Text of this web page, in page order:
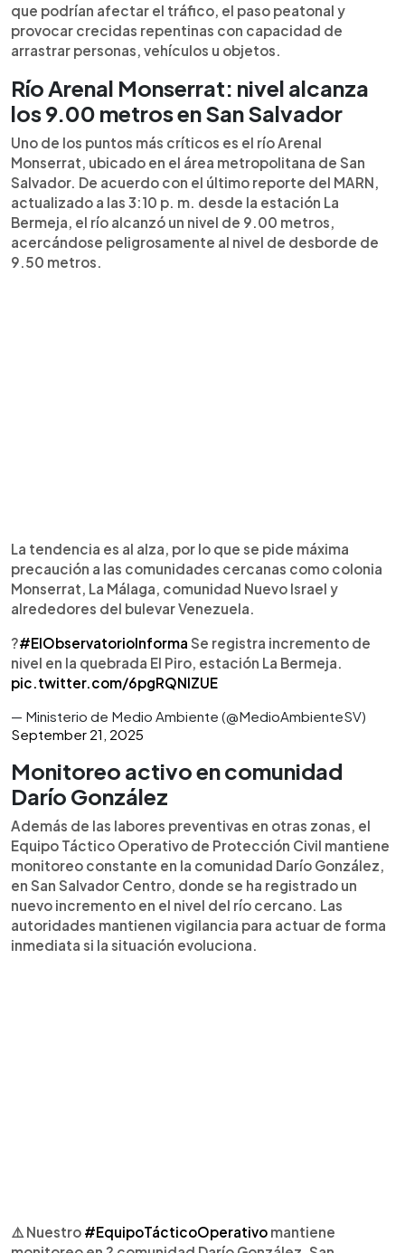
que podrían afectar el tráfico, el paso peatonal y
provocar crecidas repentinas con capacidad de
arrastrar personas, vehículos u objetos.
Río Arenal Monserrat: nivel alcanza
los 9.00 metros en San Salvador
Uno de los puntos más críticos es el río Arenal
Monserrat, ubicado en el área metropolitana de San
Salvador. De acuerdo con el último reporte del MARN,
actualizado a las 3:10 p. m. desde la estación La
Bermeja, el río alcanzó un nivel de 9.00 metros,
acercándose peligrosamente al nivel de desborde de
9.50 metros.
La tendencia es al alza, por lo que se pide máxima
precaución a las comunidades cercanas como colonia
Monserrat, La Málaga, comunidad Nuevo Israel y
alrededores del bulevar Venezuela.
?#ElObservatorioInforma Se registra incremento de
nivel en la quebrada El Piro, estación La Bermeja.
pic.twitter.com/6pgRQNlZUE
— Ministerio de Medio Ambiente (@MedioAmbienteSV)
September 21, 2025
Monitoreo activo en comunidad
Darío González
Además de las labores preventivas en otras zonas, el
Equipo Táctico Operativo de Protección Civil mantiene
monitoreo constante en la comunidad Darío González,
en San Salvador Centro, donde se ha registrado un
nuevo incremento en el nivel del río cercano. Las
autoridades mantienen vigilancia para actuar de forma
inmediata si la situación evoluciona.
⚠️ Nuestro #EquipoTácticoOperativo mantiene